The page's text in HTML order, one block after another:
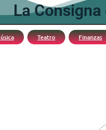
La Consigna
Teatro Finanzas